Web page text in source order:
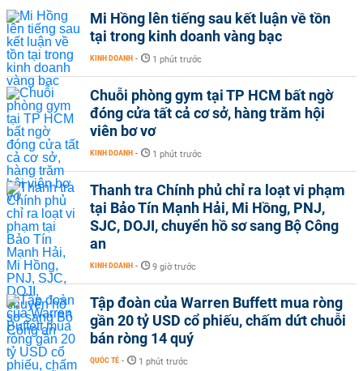
Mi Hồng lên tiếng sau kết luận về tồn
tại trong kinh doanh vàng bạc
KINH DOANH - 1 phút trước
Chuỗi phòng gym tại TP HCM bất ngờ
đóng cửa tất cả cơ sở, hàng trăm hội
viên bơ vơ
KINH DOANH - 1 phút trước
Thanh tra Chính phủ chỉ ra loạt vi phạm
tại Bảo Tín Mạnh Hải, Mi Hồng, PNJ,
SJC, DOJI, chuyển hồ sơ sang Bộ Công
an
KINH DOANH - 9 giờ trước
Tập đoàn của Warren Buffett mua ròng
gần 20 tỷ USD cổ phiếu, chấm dứt chuỗi
bán ròng 14 quý
QUỐC TẾ - 1 phút trước